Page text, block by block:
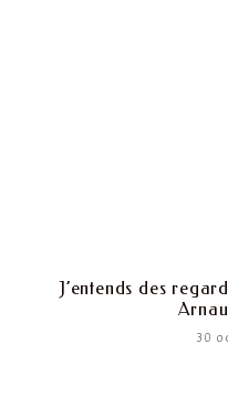
J’entends des
30